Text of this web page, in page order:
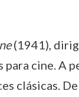
(1941),
cine. A
clásicas. De